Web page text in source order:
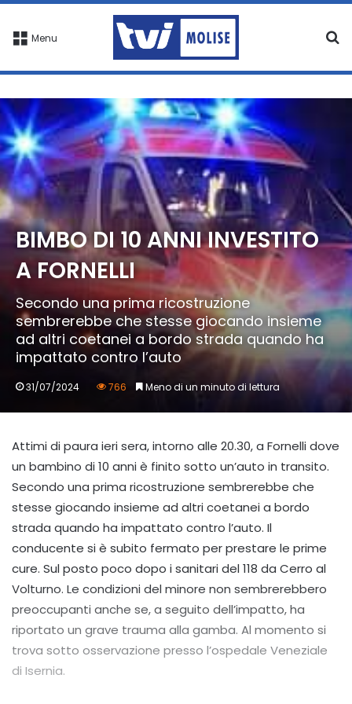
Menu
BIMBO DI 10 ANNI INVESTITO
A FORNELLI
Secondo una prima ricostruzione
sembrerebbe che stesse giocando insieme
ad altri coetanei a bordo strada quando ha
impattato contro l’auto
31/07/2024 766 Meno di un minuto di lettura
Attimi di paura ieri sera, intorno alle 20.30, a Fornelli dove
un bambino di 10 anni è finito sotto un’auto in transito.
Secondo una prima ricostruzione sembrerebbe che
stesse giocando insieme ad altri coetanei a bordo
strada quando ha impattato contro l’auto. Il
conducente si è subito fermato per prestare le prime
cure. Sul posto poco dopo i sanitari del 118 da Cerro al
Volturno. Le condizioni del minore non sembrerebbero
preoccupanti anche se, a seguito dell’impatto, ha
riportato un grave trauma alla gamba. Al momento si
trova sotto osservazione presso l’ospedale Veneziale
di Isernia.